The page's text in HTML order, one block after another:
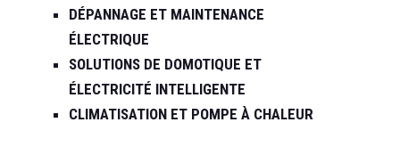
DÉPANNAGE ET MAINTENANCE
ÉLECTRIQUE
SOLUTIONS DE DOMOTIQUE ET
ÉLECTRICITÉ INTELLIGENTE
CLIMATISATION ET POMPE À CHALEUR